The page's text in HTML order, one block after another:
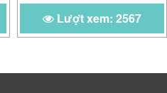
Lượt xem: 2805